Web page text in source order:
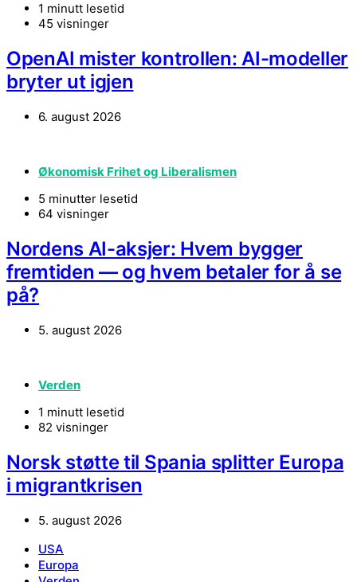
1 minutt lesetid
45 visninger
OpenAI mister kontrollen: AI-modeller
bryter ut igjen
6. august 2026
Økonomisk Frihet og Liberalismen
5 minutter lesetid
64 visninger
Nordens AI-aksjer: Hvem bygger
fremtiden — og hvem betaler for å se
på?
5. august 2026
Verden
1 minutt lesetid
82 visninger
Norsk støtte til Spania splitter Europa
i migrantkrisen
5. august 2026
USA
Europa